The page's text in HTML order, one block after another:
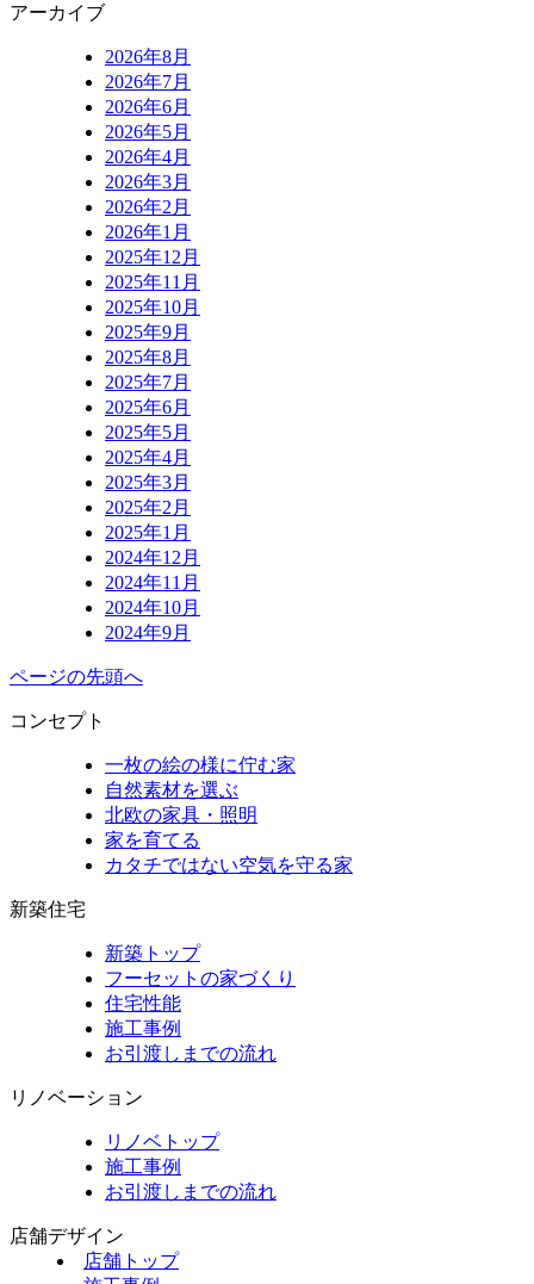
アーカイブ
2026年8月
2026年7月
2026年6月
2026年5月
2026年4月
2026年3月
2026年2月
2026年1月
2025年12月
2025年11月
2025年10月
2025年9月
2025年8月
2025年7月
2025年6月
2025年5月
2025年4月
2025年3月
2025年2月
2025年1月
2024年12月
2024年11月
2024年10月
2024年9月
ページの先頭へ
コンセプト
一枚の絵の様に佇む家
自然素材を選ぶ
北欧の家具・照明
家を育てる
カタチではない空気を守る家
新築住宅
新築トップ
フーセットの家づくり
住宅性能
施工事例
お引渡しまでの流れ
リノベーション
リノベトップ
施工事例
お引渡しまでの流れ
店舗デザイン
店舗トップ